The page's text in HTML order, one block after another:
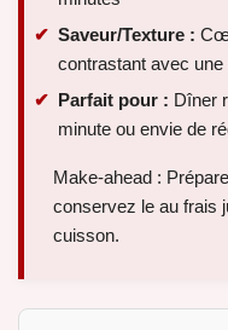
Saveur/Texture :
contrastant avec
Parfait pour : Dîner
minute ou envie de
Make-ahead :
conservez le au frais
cuisson.